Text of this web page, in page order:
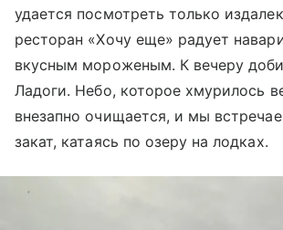
удается посмотреть только
ресторан «Хочу еще» радует
вкусным мороженым. К вечеру
Ладоги. Небо, которое хмурилось
внезапно очищается, и мы
закат, катаясь по озеру на лодках.